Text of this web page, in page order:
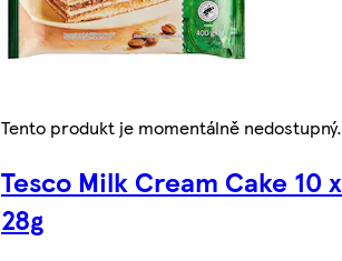
Tento produkt je momentálně nedostupný.
Tesco Milk Cream Cake 10 x
28g